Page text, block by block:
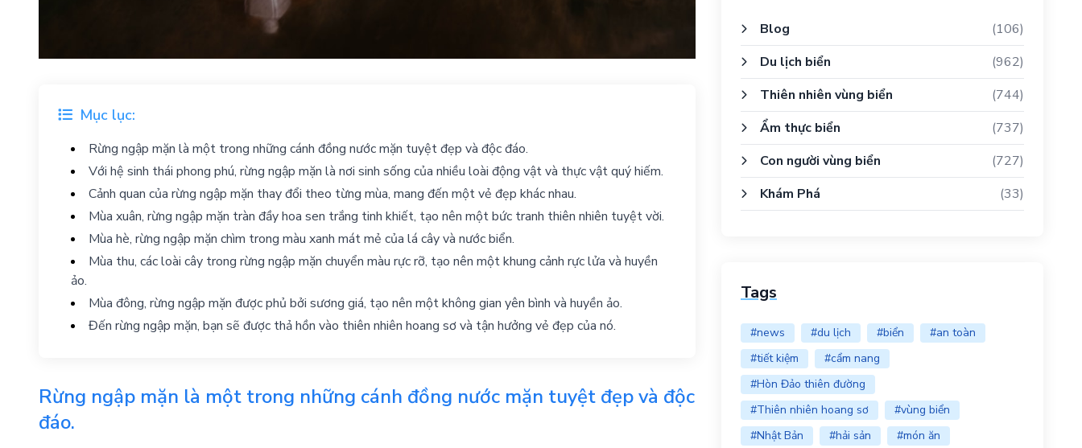
Mục lục:
Rừng ngập mặn là một trong những cánh đồng nước mặn tuyệt đẹp và độc đáo.
Với hệ sinh thái phong phú, rừng ngập mặn là nơi sinh sống của nhiều loài động vật và thực vật quý hiếm.
Cảnh quan của rừng ngập mặn thay đổi theo từng mùa, mang đến một vẻ đẹp khác nhau.
Mùa xuân, rừng ngập mặn tràn đầy hoa sen trắng tinh khiết, tạo nên một bức tranh thiên nhiên tuyệt vời.
Mùa hè, rừng ngập mặn chìm trong màu xanh mát mẻ của lá cây và nước biển.
Mùa thu, các loài cây trong rừng ngập mặn chuyển màu rực rỡ, tạo nên một khung cảnh rực lửa và huyền
ảo.
Mùa đông, rừng ngập mặn được phủ bởi sương giá, tạo nên một không gian yên bình và huyền ảo.
Đến rừng ngập mặn, bạn sẽ được thả hồn vào thiên nhiên hoang sơ và tận hưởng vẻ đẹp của nó.
Rừng ngập mặn là một trong những cánh đồng nước mặn tuyệt đẹp và độc
đáo.
Blog
(106)
Du lịch biển
(962)
Thiên nhiên vùng biển
(744)
Ẩm thực biển
(737)
Con người vùng biển
(727)
Khám Phá
(33)
Tags
#news #du lịch #biển
#an toàn
#tiết kiệm
#cẩm nang
#Hòn Đảo thiên đường
#Thiên nhiên hoang sơ
#vùng biển
#Nhật Bản
#hải sản
#món ăn